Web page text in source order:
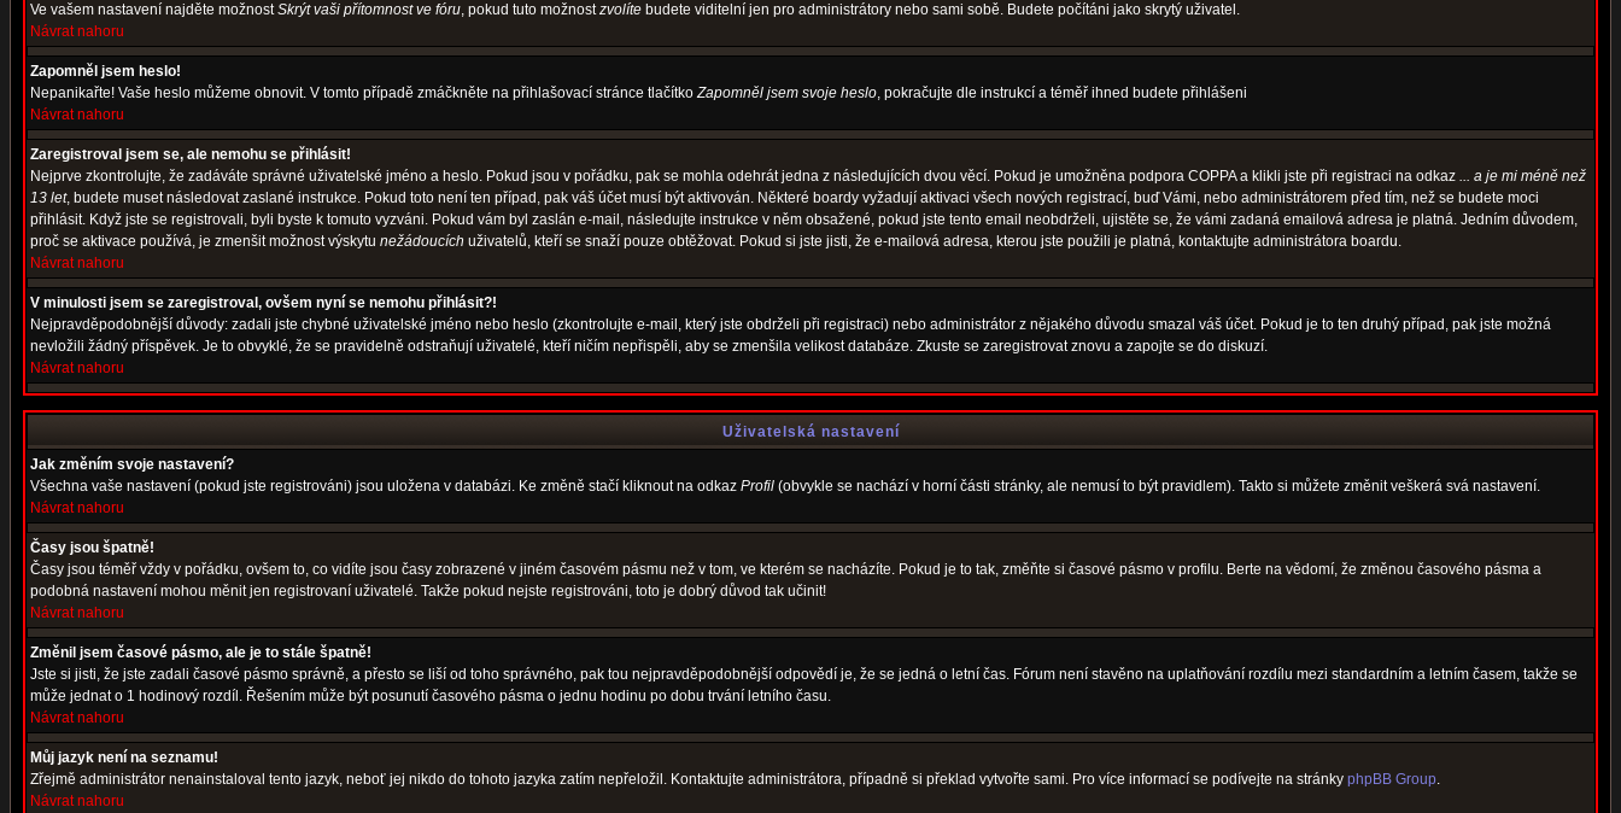
Ve vašem nastavení najděte možnostSkrýt vaši přítomnost ve fóru, pokud tuto možnostzvolíte budete viditelní jen pro administrátory nebo sami sobě. Budete počítáni jako skrytý uživatel.
Návrat nahoru
Zapomněl jsem heslo!
Nepanikařte! Vaše heslo můžeme obnovit. V tomto případě zmáčkněte na přihlašovací stránce tlačítkoZapomněl jsem svoje heslo, pokračujte dle instrukcí a téměř ihned budete přihlášeni
Návrat nahoru
Zaregistroval jsem se, ale nemohu se přihlásit!
Nejprve zkontrolujte, že zadáváte správné uživatelské jméno a heslo. Pokud jsou v pořádku, pak se mohla odehrát jedna z následujících dvou věcí. Pokud je umožněna podpora COPPA a klikli jste při registraci na odkaz ... a je mi méně než
13 let, budete muset následovat zaslané instrukce. Pokud toto není ten případ, pak váš účet musí být aktivován. Některé boardy vyžadují aktivaci všech nových registrací, buď Vámi, nebo administrátorem před tím, než se budete moci
přihlásit. Když jste se registrovali, byli byste k tomuto vyzváni. Pokud vám byl zaslán e-mail, následujte instrukce v něm obsažené, pokud jste tento email neobdrželi, ujistěte se, že vámi zadaná emailová adresa je platná. Jedním důvodem,
proč se aktivace používá, je zmenšit možnost výskytu nežádoucích uživatelů, kteří se snaží pouze obtěžovat. Pokud si jste jisti, že e-mailová adresa, kterou jste použili je platná, kontaktujte administrátora boardu.
Návrat nahoru
V minulosti jsem se zaregistroval, ovšem nyní se nemohu přihlásit?!
Nejpravděpodobnější důvody: zadali jste chybné uživatelské jméno nebo heslo (zkontrolujte e-mail, který jste obdrželi při registraci) nebo administrátor z nějakého důvodu smazal váš účet. Pokud je to ten druhý případ, pak jste možná
nevložili žádný příspěvek. Je to obvyklé, že se pravidelně odstraňují uživatelé, kteří ničím nepřispěli, aby se zmenšila velikost databáze. Zkuste se zaregistrovat znovu a zapojte se do diskuzí.
Návrat nahoru
Uživatelská nastavení
Jak změním svoje nastavení?
Všechna vaše nastavení (pokud jste registrováni) jsou uložena v databázi. Ke změně stačí kliknout na odkaz Profil (obvykle se nachází v horní části stránky, ale nemusí to být pravidlem). Takto si můžete změnit veškerá svá nastavení.
Návrat nahoru
Časy jsou špatně!
Časy jsou téměř vždy v pořádku, ovšem to, co vidíte jsou časy zobrazené v jiném časovém pásmu než v tom, ve kterém se nacházíte. Pokud je to tak, změňte si časové pásmo v profilu. Berte na vědomí, že změnou časového pásma a
podobná nastavení mohou měnit jen registrovaní uživatelé. Takže pokud nejste registrováni, toto je dobrý důvod tak učinit!
Návrat nahoru
Změnil jsem časové pásmo, ale je to stále špatně!
Jste si jisti, že jste zadali časové pásmo správně, a přesto se liší od toho správného, pak tou nejpravděpodobnější odpovědí je, že se jedná o letní čas. Fórum není stavěno na uplatňování rozdílu mezi standardním a letním časem, takže se
může jednat o 1 hodinový rozdíl. Řešením může být posunutí časového pásma o jednu hodinu po dobu trvání letního času.
Návrat nahoru
Můj jazyk není na seznamu!
Zřejmě administrátor nenainstaloval tento jazyk, neboť jej nikdo do tohoto jazyka zatím nepřeložil. Kontaktujte administrátora, případně si překlad vytvořte sami. Pro více informací se podívejte na stránky phpBB Group.
Návrat nahoru